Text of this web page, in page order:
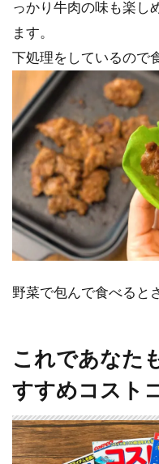
っかり牛肉の味も楽し
ます。
下処理をしているので
野菜で包んで食べると
これであなた
すすめコスト